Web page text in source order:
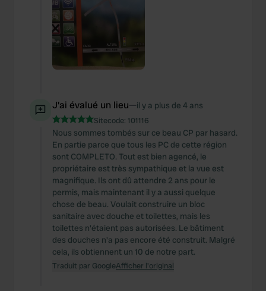
J'ai évalué un lieu—il y a plus de 4 ans
Sitecode: 101116
Nous sommes tombés sur ce beau CP par hasard.
En partie parce que tous les PC de cette région
sont COMPLETO. Tout est bien agencé, le
propriétaire est très sympathique et la vue est
magnifique. Ils ont dû attendre 2 ans pour le
permis, mais maintenant il y a aussi quelque
chose de beau. Voulait construire un bloc
sanitaire avec douche et toilettes, mais les
toilettes n'étaient pas autorisées. Le bâtiment
des douches n'a pas encore été construit. Malgré
cela, ils obtiennent un 10 de notre part.
Traduit par GoogleAfficher l'original